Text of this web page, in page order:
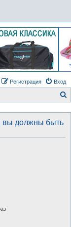
Вход
Регистрация
вы должны быть